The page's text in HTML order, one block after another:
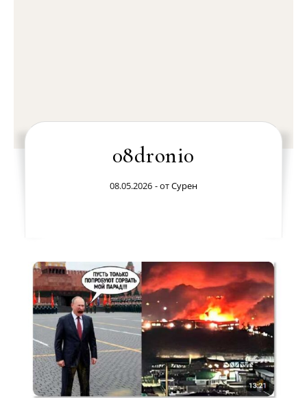
08droni0
08.05.2026 - отСурен